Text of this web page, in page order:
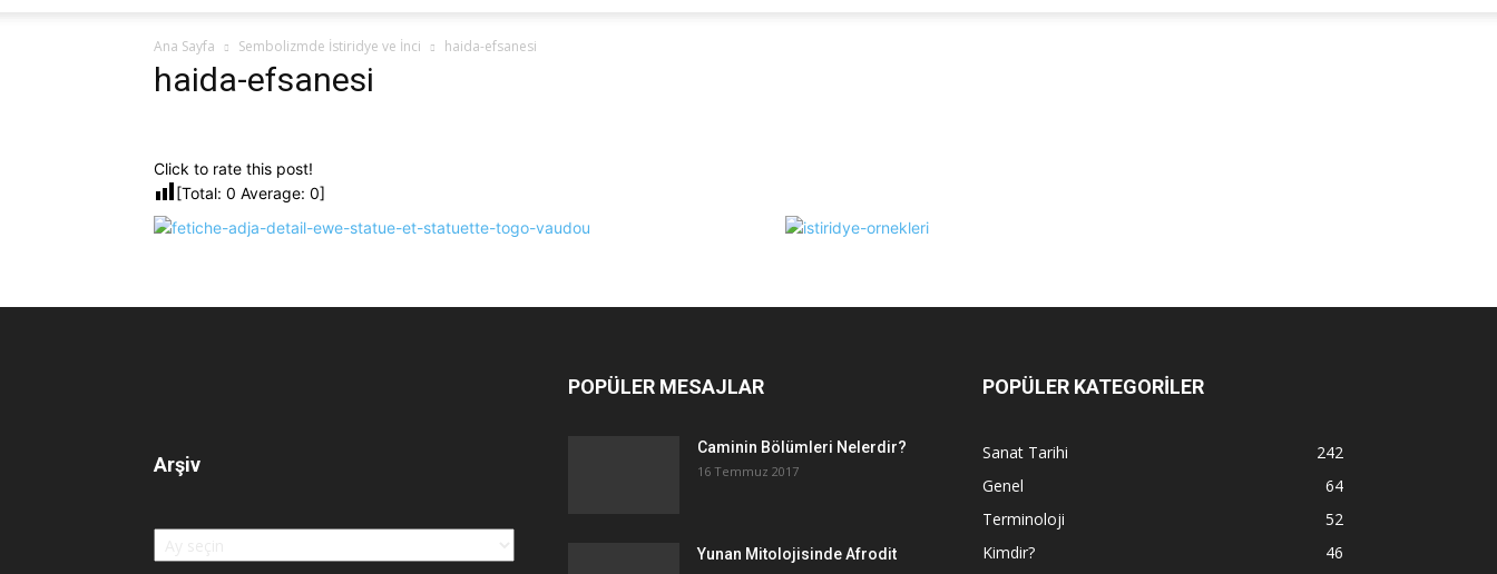
YAZARIM
Ana Sayfa Sembolizmde İstiridye ve İnci haida-efsanesi
haida-efsanesi
Click to rate this post!
[Total: 0 Average: 0]
Arşiv
Arşiv
POPÜLER MESAJLAR
Caminin Bölümleri Nelerdir?
16 Temmuz 2017
Yunan Mitolojisinde Afrodit
POPÜLER KATEGORİLER
Sanat Tarihi
242
Genel
64
Terminoloji
52
Kimdir?
46